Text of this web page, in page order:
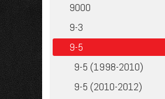
9000
9-3
9-5
9-5 (1998-2010)
9-5 (2010-2012)